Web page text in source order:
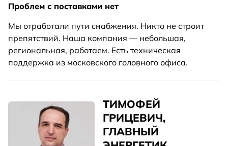
Проблем с поставками нет
Мы отработали пути снабжения. Никто не строит
препятствий. Наша компания — небольшая,
региональная, работаем. Есть техническая
поддержка из московского головного офиса.
ТИМОФЕЙ
ГРИЦЕВИЧ,
ГЛАВНЫЙ